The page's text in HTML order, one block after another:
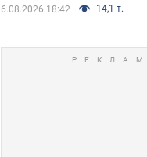
6.08.2026 18:42 14,1 т.